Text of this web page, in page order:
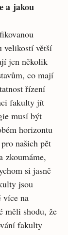
a jakou
velikostí větší
jen několik
co mají
řízení
fakulty jít
musí být
horizontu
našich pět
zkoumáme,
si jasně
jsou
více na
měli shodu, že
fakulty